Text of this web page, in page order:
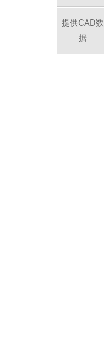
提供CAD数
据